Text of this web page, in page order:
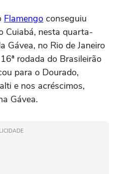
Flamengo conseguiu
Cuiabá, nesta quarta-
Gávea, no Rio de Janeiro
rodada do Brasileirão
para o Dourado,
e nos acréscimos,
Gávea.